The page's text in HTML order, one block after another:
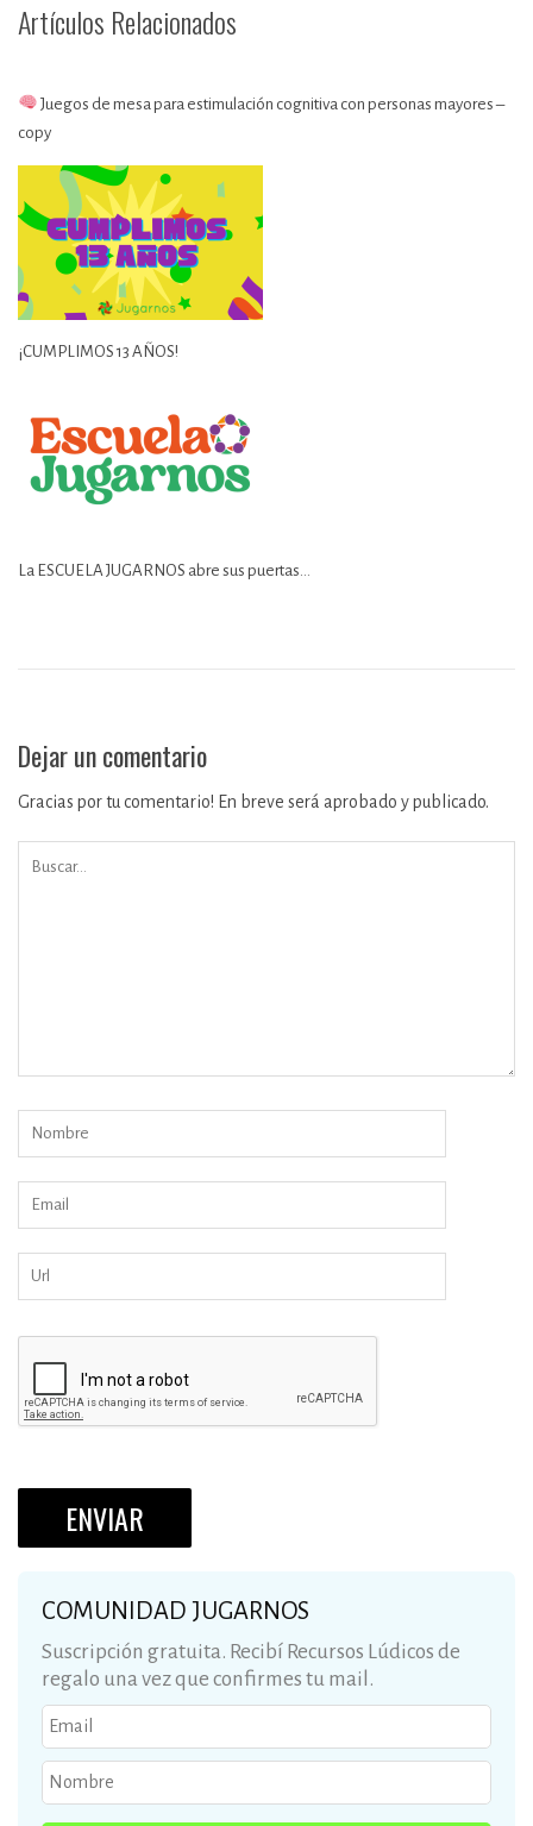
Artículos Relacionados
Juegos de mesa para estimulación cognitiva con personas mayores –
copy
¡CUMPLIMOS 13 AÑOS!
La ESCUELA JUGARNOS abre sus puertas…
Dejar un comentario
Gracias por tu comentario! En breve será aprobado y publicado.
COMUNIDAD JUGARNOS
Suscripción gratuita. Recibí Recursos Lúdicos de
regalo una vez que confirmes tu mail.